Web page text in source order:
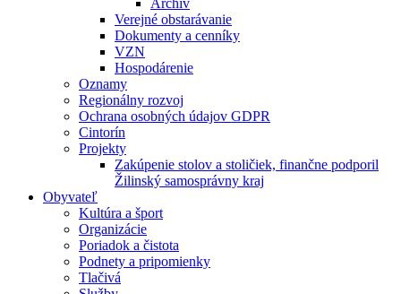
Archív
Verejné obstarávanie
Dokumenty a cenníky
VZN
Hospodárenie
Oznamy
Regionálny rozvoj
Ochrana osobných údajov GDPR
Cintorín
Projekty
Zakúpenie stolov a stoličiek, finančne podporil
Žilinský samosprávny kraj
Obyvateľ
Kultúra a šport
Organizácie
Poriadok a čistota
Podnety a pripomienky
Tlačivá